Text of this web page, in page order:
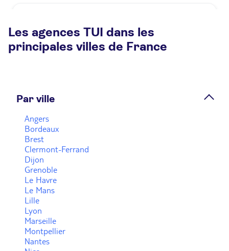
Fermé.Ouvre à 09:30
58 Rue Couraye 50400 Granville
Les agences TUI dans les
principales villes de France
Par ville
Angers
Bordeaux
Brest
Clermont-Ferrand
Dijon
Grenoble
Le Havre
Le Mans
Lille
Lyon
Marseille
Montpellier
Nantes